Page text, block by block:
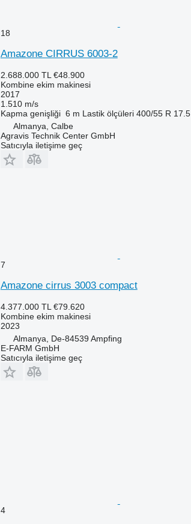
18
Amazone CIRRUS 6003-2
2.688.000 TL €48.900
Kombine ekim makinesi
2017
1.510 m/s
Kapma genişliği 6 m Lastik ölçüleri 400/55 R 17.5
Almanya, Calbe
Agravis Technik Center GmbH
Satıcıyla iletişime geç
7
Amazone cirrus 3003 compact
4.377.000 TL €79.620
Kombine ekim makinesi
2023
Almanya, De-84539 Ampfing
E-FARM GmbH
Satıcıyla iletişime geç
4